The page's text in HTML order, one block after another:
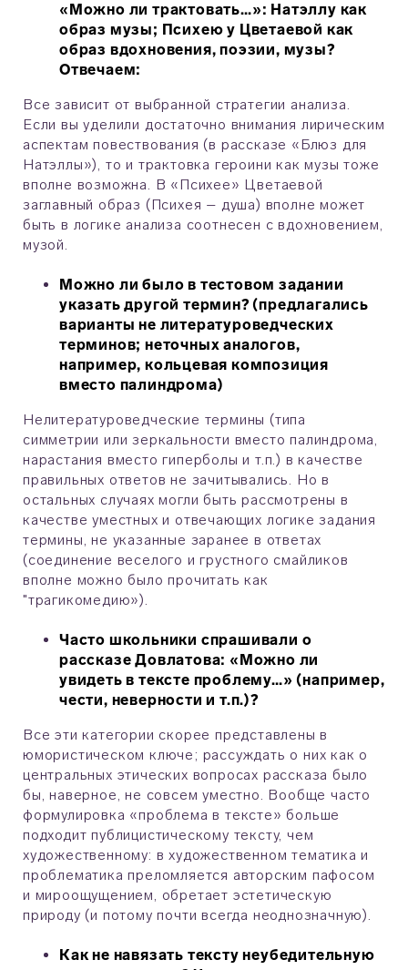
«Можно ли трактовать…»: Натэллу как
образ музы; Психею у Цветаевой как
образ вдохновения, поэзии, музы?
Отвечаем:
Все зависит от выбранной стратегии анализа.
Если вы уделили достаточно внимания лирическим
аспектам повествования (в рассказе «Блюз для
Натэллы»), то и трактовка героини как музы тоже
вполне возможна. В «Психее» Цветаевой
заглавный образ (Психея – душа) вполне может
быть в логике анализа соотнесен с вдохновением,
музой.
Можно ли было в тестовом задании
указать другой термин? (предлагались
варианты не литературоведческих
терминов; неточных аналогов,
например, кольцевая композиция
вместо палиндрома)
Нелитературоведческие термины (типа
симметрии или зеркальности вместо палиндрома,
нарастания вместо гиперболы и т.п.) в качестве
правильных ответов не зачитывались. Но в
остальных случаях могли быть рассмотрены в
качестве уместных и отвечающих логике задания
термины, не указанные заранее в ответах
(соединение веселого и грустного смайликов
вполне можно было прочитать как
"трагикомедию»).
Часто школьники спрашивали о
рассказе Довлатова: «Можно ли
увидеть в тексте проблему…» (например,
чести, неверности и т.п.)?
Все эти категории скорее представлены в
юмористическом ключе; рассуждать о них как о
центральных этических вопросах рассказа было
бы, наверное, не совсем уместно. Вообще часто
формулировка «проблема в тексте» больше
подходит публицистическому тексту, чем
художественному: в художественном тематика и
проблематика преломляется авторским пафосом
и мироощущением, обретает эстетическую
природу (и потому почти всегда неоднозначную).
Как не навязать тексту неубедительную